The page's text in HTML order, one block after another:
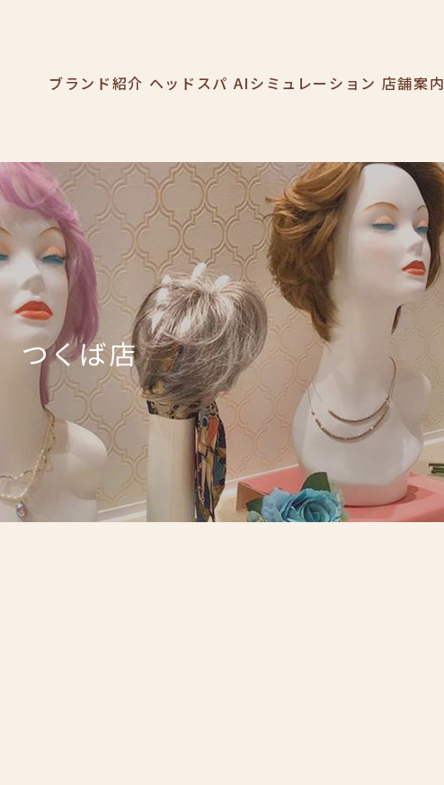
ブランド紹介 ヘッドスパ AIシミュレーション 店舗案内
つくば店